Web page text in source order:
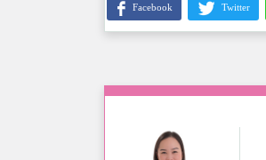
Facebook Twitter